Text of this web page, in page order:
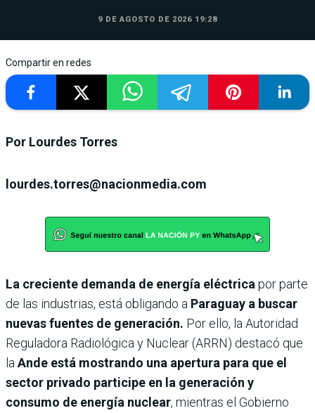
9 DE AGOSTO DE 2026 19:28
Compartir en redes
Por Lourdes Torres
lourdes.torres@nacionmedia.com
La creciente demanda de energía eléctrica por parte
de las industrias, está obligando a Paraguay a buscar
nuevas fuentes de generación. Por ello, la Autoridad
Reguladora Radiológica y Nuclear (ARRN) destacó que
la Ande está mostrando una apertura para que el
sector privado participe en la generación y
consumo de energía nuclear, mientras el Gobierno